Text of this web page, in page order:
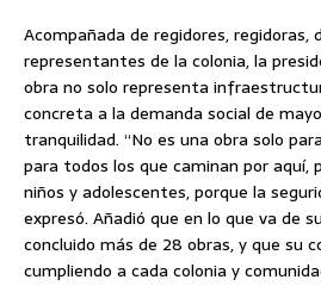
Acompañada de regidores, regidoras,
representantes de la colonia, la
obra no solo representa
concreta a la demanda social de
tranquilidad. “No es una obra solo
para todos los que caminan por aquí,
niños y adolescentes, porque la
expresó. Añadió que en lo que va de
concluido más de 28 obras, y que su
cumpliendo a cada colonia y